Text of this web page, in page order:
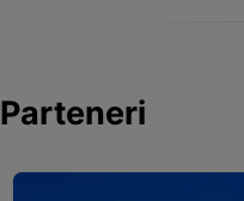
Parteneri